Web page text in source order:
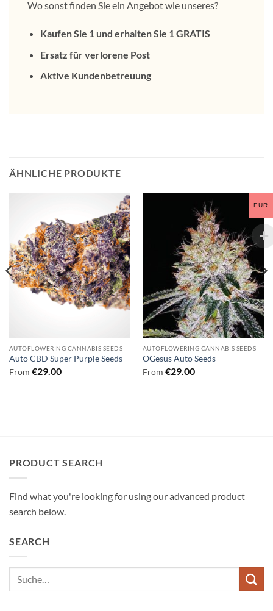
Wo sonst finden Sie ein Angebot wie unseres?
Kaufen Sie 1 und erhalten Sie 1 GRATIS
Ersatz für verlorene Post
Aktive Kundenbetreuung
ÄHNLICHE PRODUKTE
AUTOFLOWERING CANNABIS SEEDS
Auto CBD Super Purple Seeds
From €29.00
AUTOFLOWERING CANNABIS SEEDS
OGesus Auto Seeds
From €29.00
PRODUCT SEARCH
Find what you're looking for using our advanced product
search below.
SEARCH
EUR